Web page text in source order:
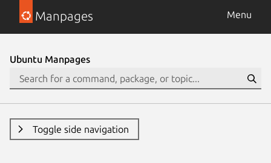
Manpages Menu
Ubuntu Manpages
Toggle side navigation